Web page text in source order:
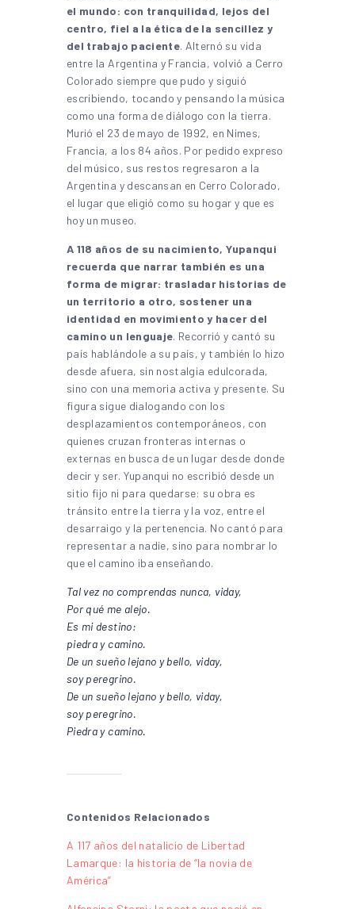
el mundo: con tranquilidad, lejos del
centro, fiel a la ética de la sencillez y
del trabajo paciente. Alternó su vida
entre la Argentina y Francia, volvió a Cerro
Colorado siempre que pudo y siguió
escribiendo, tocando y pensando la música
como una forma de diálogo con la tierra.
Murió el 23 de mayo de 1992, en Nimes,
Francia, a los 84 años. Por pedido expreso
del músico, sus restos regresaron a la
Argentina y descansan en Cerro Colorado,
el lugar que eligió como su hogar y que es
hoy un museo.
A 118 años de su nacimiento, Yupanqui
recuerda que narrar también es una
forma de migrar: trasladar historias de
un territorio a otro, sostener una
identidad en movimiento y hacer del
camino un lenguaje. Recorrió y cantó su
país hablándole a su país, y también lo hizo
desde afuera, sin nostalgia edulcorada,
sino con una memoria activa y presente. Su
figura sigue dialogando con los
desplazamientos contemporáneos, con
quienes cruzan fronteras internas o
externas en busca de un lugar desde donde
decir y ser. Yupanqui no escribió desde un
sitio fijo ni para quedarse: su obra es
tránsito entre la tierra y la voz, entre el
desarraigo y la pertenencia. No cantó para
representar a nadie, sino para nombrar lo
que el camino iba enseñando.
Tal vez no comprendas nunca, viday,
Por qué me alejo.
Es mi destino:
piedra y camino.
De un sueño lejano y bello, viday,
soy peregrino.
De un sueño lejano y bello, viday,
soy peregrino.
Piedra y camino.
Contenidos Relacionados
A 117 años del natalicio de Libertad
Lamarque: la historia de “la novia de
América”